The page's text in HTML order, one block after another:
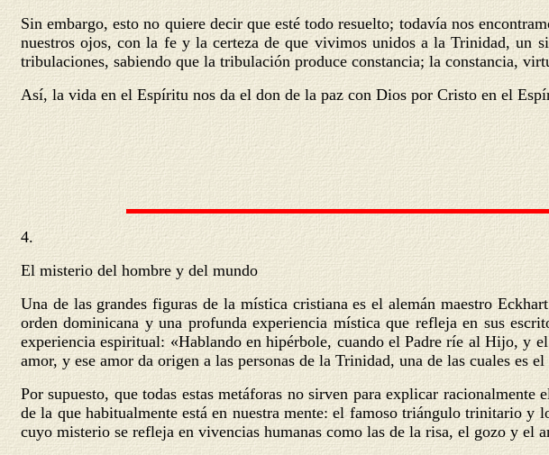
Sin embargo, esto no quiere decir que esté todo resuelto; todavía nos
nuestros ojos, con la fe y la certeza de que vivimos unidos a la Trinidad, un
tribulaciones, sabiendo que la tribulación produce constancia; la constancia,
Así, la vida en el Espíritu nos da el don de la paz con Dios por Cristo en el
4.
El misterio del hombre y del mundo
Una de las grandes figuras de la mística cristiana es el alemán maestro
orden dominicana y una profunda experiencia mística que refleja en sus
experiencia espiritual: «Hablando en hipérbole, cuando el Padre ríe al Hijo, y
amor, y ese amor da origen a las personas de la Trinidad, una de las cuales es
Por supuesto, que todas estas metáforas no sirven para explicar
de la que habitualmente está en nuestra mente: el famoso triángulo trinitario
cuyo misterio se refleja en vivencias humanas como las de la risa, el gozo y el